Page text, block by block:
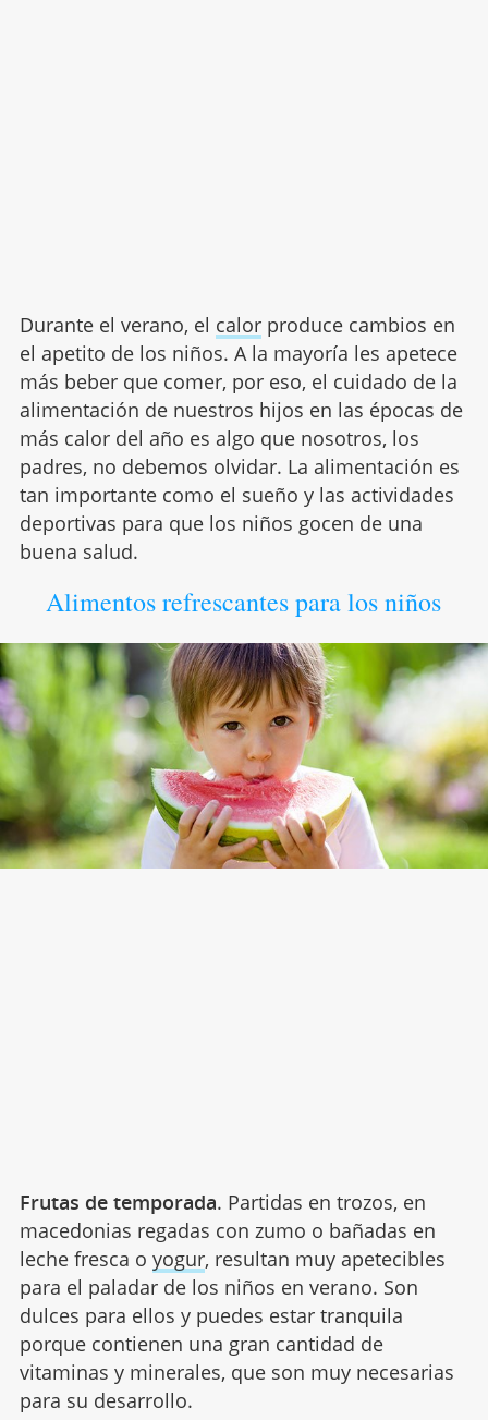
Durante el verano, el calorproduce cambios en
el apetito de los niños. A la mayoría les apetece
más beber que comer, por eso, el cuidado de la
alimentación de nuestros hijos en las épocas de
más calor del año es algo que nosotros, los
padres, no debemos olvidar. La alimentación es
tan importante como el sueño y las actividades
deportivas para que los niños gocen de una
buena salud.
Alimentos refrescantes para los niños
Frutas de temporada. Partidas en trozos, en
macedonias regadas con zumo o bañadas en
leche fresca o yogur, resultan muy apetecibles
para el paladar de los niños en verano. Son
dulces para ellos y puedes estar tranquila
porque contienen una gran cantidad de
vitaminas y minerales, que son muy necesarias
para su desarrollo.